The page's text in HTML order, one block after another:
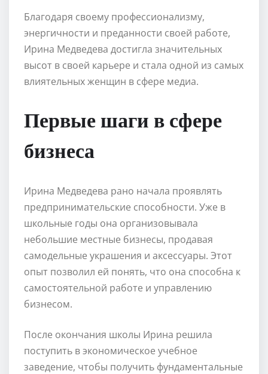
Благодаря своему профессионализму,
энергичности и преданности своей работе,
Ирина Медведева достигла значительных
высот в своей карьере и стала одной из самых
влиятельных женщин в сфере медиа.
Первые шаги в сфере
бизнеса
Ирина Медведева рано начала проявлять
предпринимательские способности. Уже в
школьные годы она организовывала
небольшие местные бизнесы, продавая
самодельные украшения и аксессуары. Этот
опыт позволил ей понять, что она способна к
самостоятельной работе и управлению
бизнесом.
После окончания школы Ирина решила
поступить в экономическое учебное
заведение, чтобы получить фундаментальные